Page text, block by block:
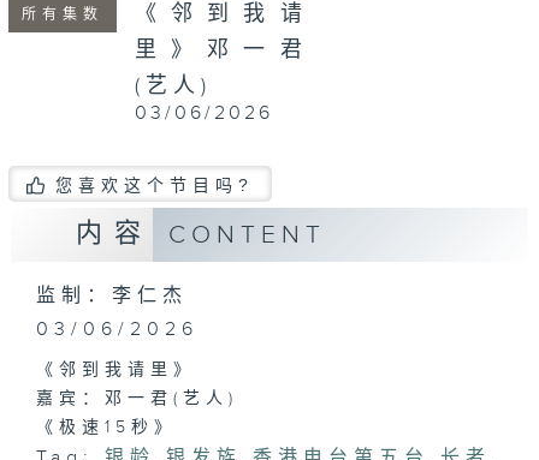
所有集数
《邻到我请
里》邓一君
(艺人)
03/06/2026
您喜欢这个节目吗?
内容 CONTENT
监制：李仁杰
03/06/2026
《邻到我请里》
嘉宾：邓一君(艺人)
《极速15秒》